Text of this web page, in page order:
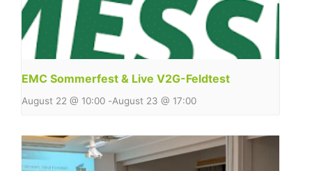
EMC Sommerfest & Live V2G-Feldtest
August 22 @ 10:00 -August 23 @ 17:00